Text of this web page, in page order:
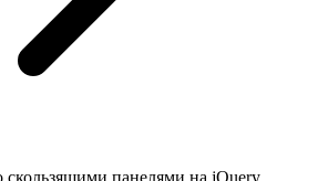
скользящими панелями на jQuery